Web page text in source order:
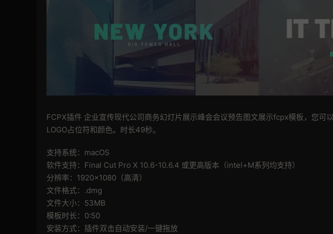
FCPX插件 企业宣传现代公司商务幻灯片展示峰会会议预告图文展示fcpx模板，您可
LOGO占位符和颜色。时长49秒。
支持系统：macOS
软件支持：Final Cut Pro X 10.6-10.6.4 或更高版本（intel+M系列均支持）
分辨率：1920×1080（高清）
文件格式：.dmg
文件大小：53MB
模板时长：0:50
安装方式：插件双击自动安装/一键拖放